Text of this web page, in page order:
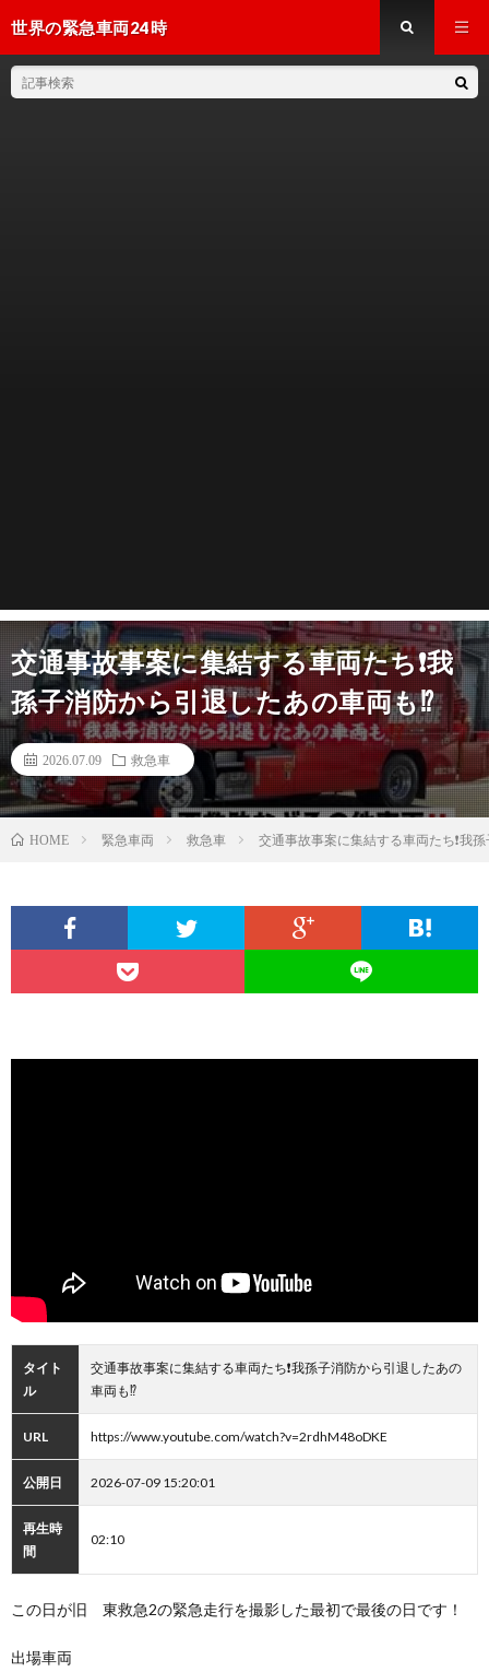
世界の緊急車両24時
交通事故事案に集結する車両たち❗️我
孫子消防から引退したあの車両も⁉️
2026.07.09 救急車
HOME 緊急車両 救急車 交通事故事案に集結する車両たち❗️我
タイト
ル
交通事故事案に集結する車両たち❗️我孫子消防から引退したあの
車両も⁉️
URL https://www.youtube.com/watch?v=2rdhM48oDKE
公開日 2026-07-09 15:20:01
再生時
間
02:10
この日が旧 東救急2の緊急走行を撮影した最初で最後の日です！
出場車両